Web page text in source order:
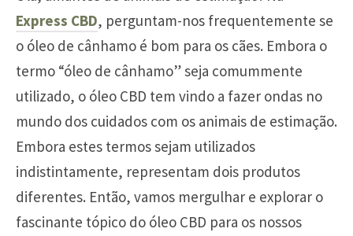
Express CBD, perguntam-nos frequentemente se
o óleo de cânhamo é bom para os cães. Embora o
termo “óleo de cânhamo” seja comummente
utilizado, o óleo CBD tem vindo a fazer ondas no
mundo dos cuidados com os animais de estimação.
Embora estes termos sejam utilizados
indistintamente, representam dois produtos
diferentes. Então, vamos mergulhar e explorar o
fascinante tópico do óleo CBD para os nossos